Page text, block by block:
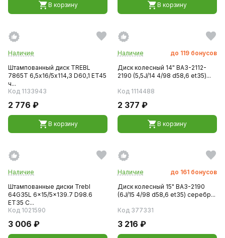
В корзину В корзину
Наличие
Штампованный диск TREBL
7865T 6,5х16/5х114,3 D60,1 ET45
ч...
Код 1133943
2 776 ₽
В корзину
Наличие до 119 бонусов
Диск колесный 14" ВАЗ-2112-
2190 (5,5J/14 4/98 d58,6 et35)...
Код 1114488
2 377 ₽
В корзину
Наличие
Штампованные диски Trebl
64G35L 6x15/5x139.7 D98.6
ET35 С...
Код 1021590
3 006 ₽
Наличие до 161 бонусов
Диск колесный 15" ВАЗ-2190
(6J/15 4/98 d58,6 et35) серебр...
Код 377331
3 216 ₽